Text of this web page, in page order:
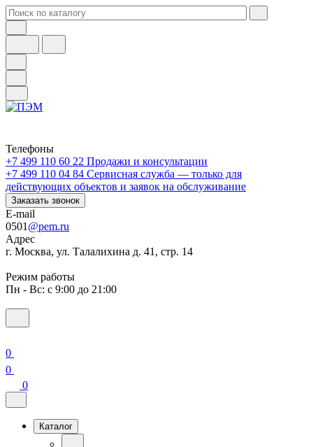
Телефоны
+7 499 110 60 22 Продажи и консультации
+7 499 110 04 84 Сервисная служба — только для
действующих объектов и заявок на обслуживание
Заказать звонок
E-mail
0501 @pem.ru
Адрес
г. Москва, ул. Талалихина д. 41, стр. 14
Режим работы
Пн - Вс: с 9:00 до 21:00
0
0
0
Каталог